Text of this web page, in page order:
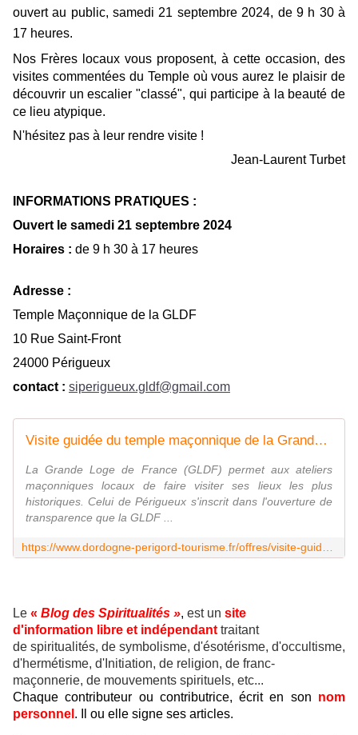
ouvert au public, samedi 21 septembre 2024, de 9 h 30 à
17 heures.
Nos Frères locaux vous proposent, à cette occasion, des
visites commentées du Temple où vous aurez le plaisir de
découvrir un escalier "classé", qui participe à la beauté de
ce lieu atypique.
N'hésitez pas à leur rendre visite !
Jean-Laurent Turbet
INFORMATIONS PRATIQUES :
Ouvert le samedi 21 septembre 2024
Horaires : de 9 h 30 à 17 heures
Adresse :
Temple Maçonnique de la GLDF
10 Rue Saint-Front
24000 Périgueux
contact : siperigueux.gldf@gmail.com
Visite guidée du temple maçonnique de la Grande Loge de France à Périgueux - Périgueux
La Grande Loge de France (GLDF) permet aux ateliers
maçonniques locaux de faire visiter ses lieux les plus
historiques. Celui de Périgueux s'inscrit dans l'ouverture de
transparence que la GLDF ...
Le « Blog des Spiritualités », est un site
d'information libre et indépendant traitant
de spiritualités, de symbolisme, d'ésotérisme, d'occultisme,
d'hermétisme, d'Initiation, de religion, de franc-
maçonnerie, de mouvements spirituels, etc...
Chaque contributeur ou contributrice, écrit en son nom
personnel . Il ou elle signe ses articles.